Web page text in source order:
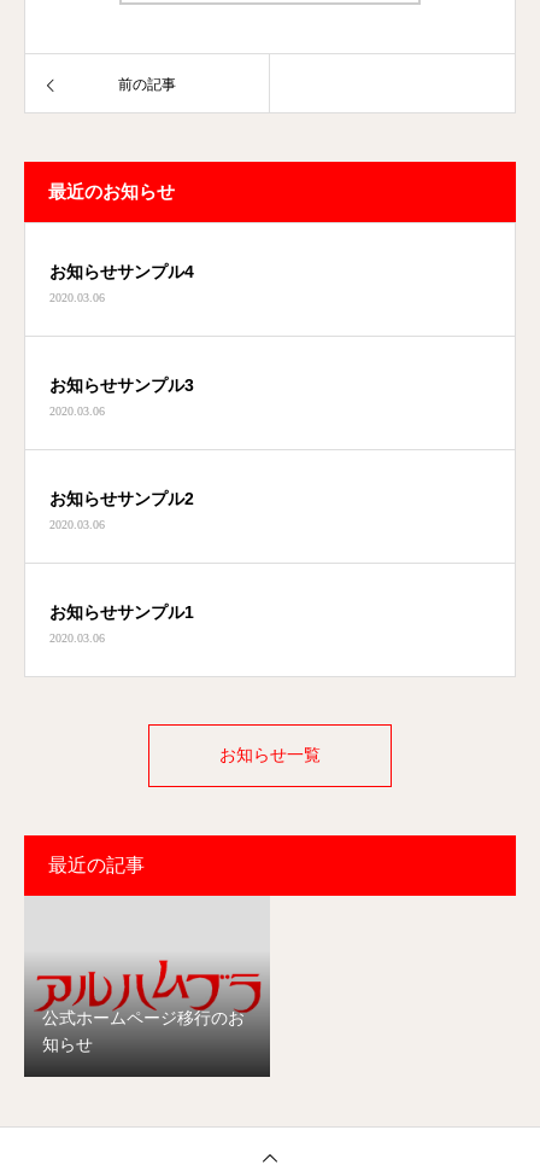
前の記事
最近のお知らせ
お知らせサンプル4
2020.03.06
お知らせサンプル3
2020.03.06
お知らせサンプル2
2020.03.06
お知らせサンプル1
2020.03.06
お知らせ一覧
最近の記事
公式ホームページ移行のお
知らせ